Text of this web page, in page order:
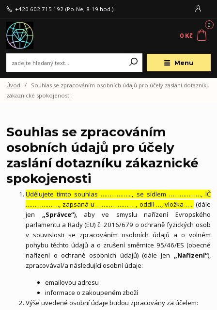
Menu
+420 602 715 192 (Po-Ne, 8-19 hod.)
0
0 Kč
Úvod
Souhlas se zpracováním osobních údajů pro účely zaslání dotazníku
zákaznické spokojenosti
Souhlas se zpracováním
osobních údajů pro účely
zaslání dotazníku zákaznické
spokojenosti
Udělujete tímto souhlas ……………..., se sídlem ………………, IČ
………………., zapsaná u ………………… , oddíl …, vložka ….. (dále
jen „Správce“), aby ve smyslu nařízení Evropského
parlamentu a Rady (EU) č. 2016/679 o ochraně fyzických osob
v souvislosti se zpracováním osobních údajů a o volném
pohybu těchto údajů a o zrušení směrnice 95/46/ES (obecné
nařízení o ochraně osobních údajů) (dále jen „Nařízení“),
zpracovával/a následující osobní údaje:
emailovou adresu
informace o zakoupeném zboží
Výše uvedené osobní údaje budou zpracovány za účelem: